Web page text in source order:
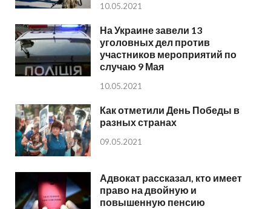
10.05.2021
На Украине завели 13
уголовных дел против
участников мероприятий по
случаю 9 Мая
10.05.2021
Как отметили День Победы в
разных странах
09.05.2021
Адвокат рассказал, кто имеет
право на двойную и
повышенную пенсию